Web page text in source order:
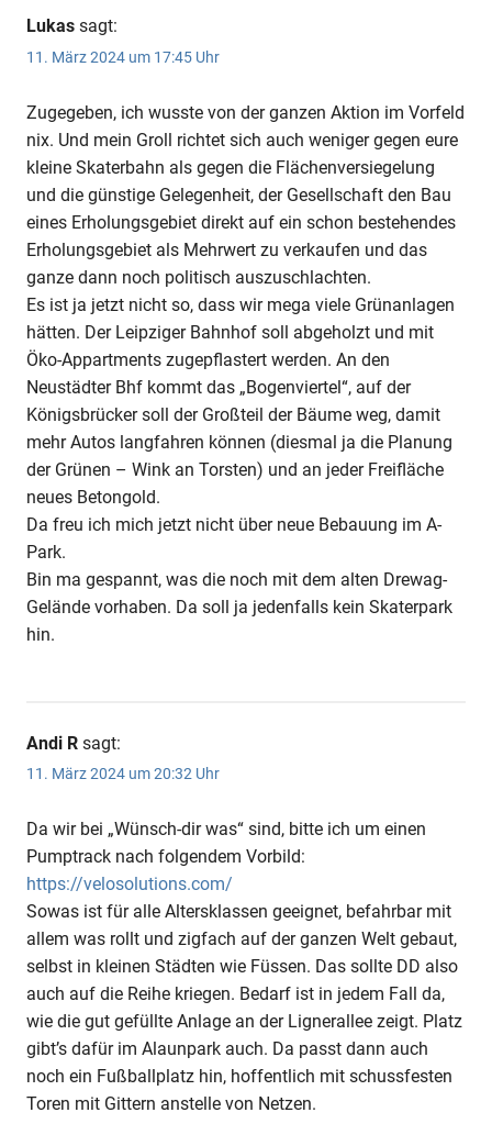
Lukas sagt:
11. März 2024 um 17:45 Uhr
Zugegeben, ich wusste von der ganzen Aktion im Vorfeld
nix. Und mein Groll richtet sich auch weniger gegen eure
kleine Skaterbahn als gegen die Flächenversiegelung
und die günstige Gelegenheit, der Gesellschaft den Bau
eines Erholungsgebiet direkt auf ein schon bestehendes
Erholungsgebiet als Mehrwert zu verkaufen und das
ganze dann noch politisch auszuschlachten.
Es ist ja jetzt nicht so, dass wir mega viele Grünanlagen
hätten. Der Leipziger Bahnhof soll abgeholzt und mit
Öko-Appartments zugepflastert werden. An den
Neustädter Bhf kommt das „Bogenviertel“, auf der
Königsbrücker soll der Großteil der Bäume weg, damit
mehr Autos langfahren können (diesmal ja die Planung
der Grünen – Wink an Torsten) und an jeder Freifläche
neues Betongold.
Da freu ich mich jetzt nicht über neue Bebauung im A-
Park.
Bin ma gespannt, was die noch mit dem alten Drewag-
Gelände vorhaben. Da soll ja jedenfalls kein Skaterpark
hin.
Andi R sagt:
11. März 2024 um 20:32 Uhr
Da wir bei „Wünsch-dir was“ sind, bitte ich um einen
Pumptrack nach folgendem Vorbild:
https://velosolutions.com/
Sowas ist für alle Altersklassen geeignet, befahrbar mit
allem was rollt und zigfach auf der ganzen Welt gebaut,
selbst in kleinen Städten wie Füssen. Das sollte DD also
auch auf die Reihe kriegen. Bedarf ist in jedem Fall da,
wie die gut gefüllte Anlage an der Lignerallee zeigt. Platz
gibt’s dafür im Alaunpark auch. Da passt dann auch
noch ein Fußballplatz hin, hoffentlich mit schussfesten
Toren mit Gittern anstelle von Netzen.